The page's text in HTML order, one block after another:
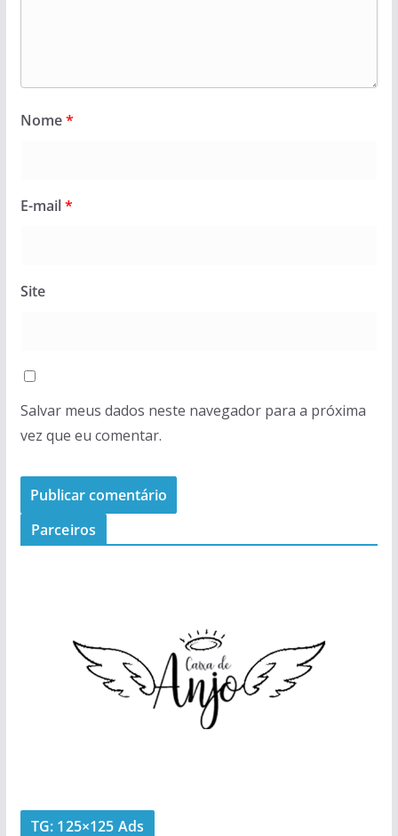
Nome*
E-mail*
Site
Salvar meus dados neste navegador para a próxima
vez que eu comentar.
Parceiros
TG: 125×125 Ads